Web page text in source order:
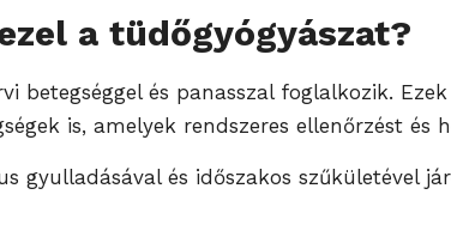
a tüdőgyógyászat?
betegséggel és panasszal foglalkozik.
is, amelyek rendszeres ellenőrzést és
gyulladásával és időszakos szűkületével